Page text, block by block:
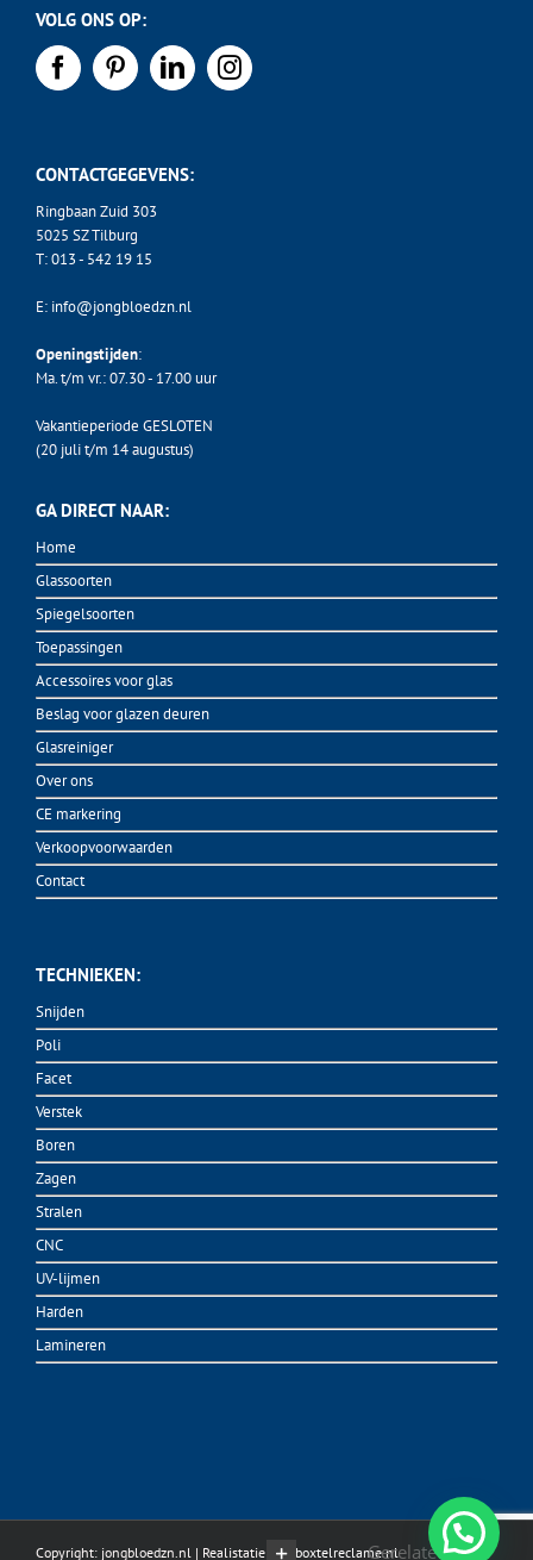
VOLG ONS OP:
CONTACTGEGEVENS:
Ringbaan Zuid 303
5025 SZ Tilburg
T:013 - 542 19 15
E: info@jongbloedzn.nl
Openingstijden:
Ma. t/m vr.: 07.30 - 17.00 uur
Vakantieperiode GESLOTEN
(20 juli t/m 14 augustus)
GA DIRECT NAAR:
Home
Glassoorten
Spiegelsoorten
Toepassingen
Accessoires voor glas
Beslag voor glazen deuren
Glasreiniger
Over ons
CE markering
Verkoopvoorwaarden
Contact
TECHNIEKEN:
Snijden
Poli
Facet
Verstek
Boren
Zagen
Stralen
CNC
UV-lijmen
Harden
Lamineren
Copyright: jongbloedzn.nl | Realistatie: vanboxtelreclame.nlGerelateerde